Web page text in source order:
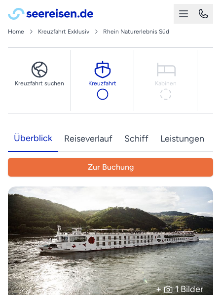
Home Kreuzfahrt Exklusiv Rhein Naturerlebnis Süd
Kreuzfahrt suchen Kreuzfahrt Kabinen
Überblick Reiseverlauf Schiff Leistungen
Zur Buchung
+ 1 Bilder